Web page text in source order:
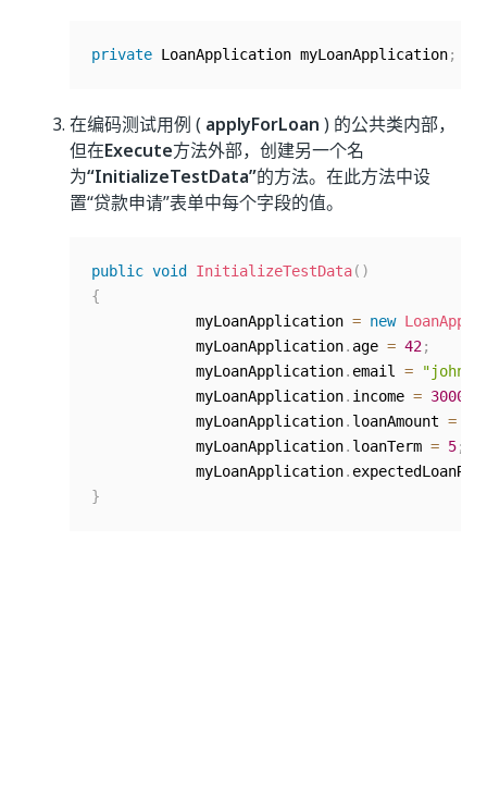
private LoanApplication myLoanApplication;
在编码测试用例 ( applyForLoan ) 的公共类内部，
但在Execute方法外部，创建另一个名
为“InitializeTestData”的方法。在此方法中设
置“贷款申请”表单中每个字段的值。
public void InitializeTestData( )
{
            myLoanApplication
= new
            myLoanApplication
. age = 42;
            myLoanApplication
. email =
            myLoanApplication
. income = 30000
            myLoanApplication
. loanAmount =
            myLoanApplication
. loanTerm = 5;
            myLoanApplication
.
}